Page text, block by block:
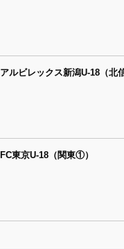
アルビレックス新潟U-18（北
FC東京U-18（関東①）